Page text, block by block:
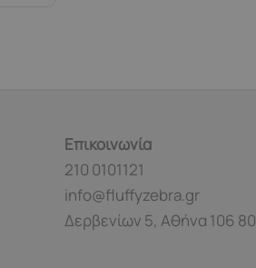
Επικοινωνία
210 0101121
info@fluffyzebra.gr
Δερβενίων 5, Αθήνα 106 80